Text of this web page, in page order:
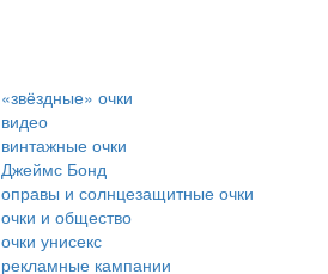
«звёздные» очки
видео
винтажные очки
Джеймс Бонд
оправы и солнцезащитные очки
очки и общество
очки унисекс
рекламные кампании